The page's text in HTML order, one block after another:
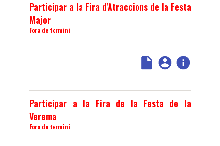
Participar a la Fira d'Atraccions de la Festa
Major
Fora de termini
Participar a la Fira de la Festa de la
Verema
Fora de termini